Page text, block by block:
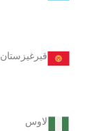
قيرغيزستان
لاوس